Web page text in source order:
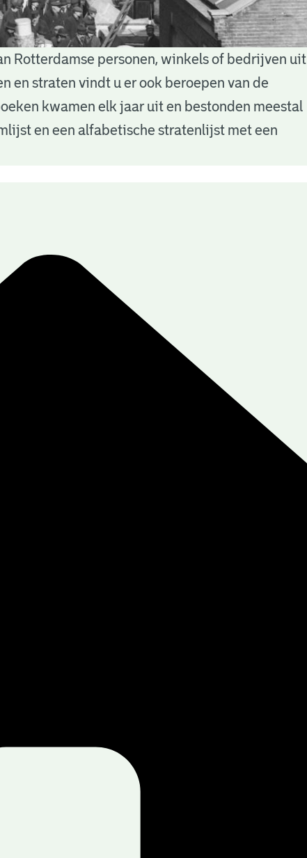
Rotterdamse personen, winkels of bedrijven uit
en straten vindt u er ook beroepen van de
kwamen elk jaar uit en bestonden meestal
en een alfabetische stratenlijst met een